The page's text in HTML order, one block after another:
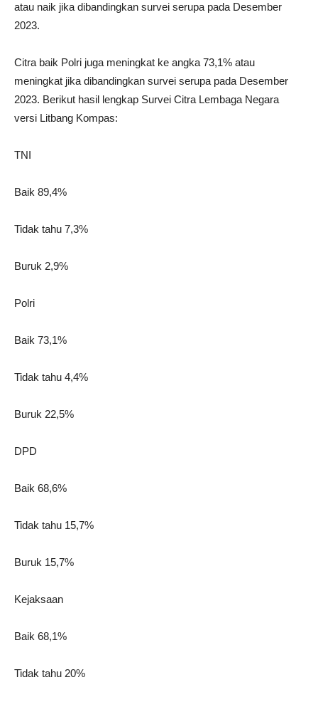
atau naik jika dibandingkan survei serupa pada Desember
2023.
Citra baik Polri juga meningkat ke angka 73,1% atau
meningkat jika dibandingkan survei serupa pada Desember
2023. Berikut hasil lengkap Survei Citra Lembaga Negara
versi Litbang Kompas:
TNI
Baik 89,4%
Tidak tahu 7,3%
Buruk 2,9%
Polri
Baik 73,1%
Tidak tahu 4,4%
Buruk 22,5%
DPD
Baik 68,6%
Tidak tahu 15,7%
Buruk 15,7%
Kejaksaan
Baik 68,1%
Tidak tahu 20%